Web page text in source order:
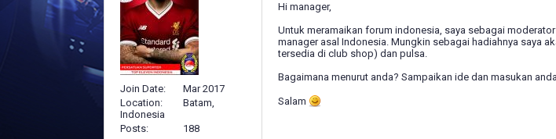
Join Date
Mar 2017
Location
Batam,
Indonesia
Posts
188
Hi manager,
Untuk meramaikan forum indonesia, saya sebagai
manager asal Indonesia. Mungkin sebagai hadiahnya saya
tersedia di club shop) dan pulsa.
Bagaimana menurut anda? Sampaikan ide dan masukan
Salam